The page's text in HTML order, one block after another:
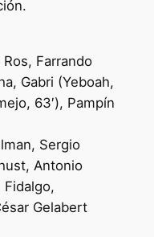
Farrando
Gabri (Yeboah,
63′), Pampín
Sergio
Antonio
Fidalgo,
Gelabert